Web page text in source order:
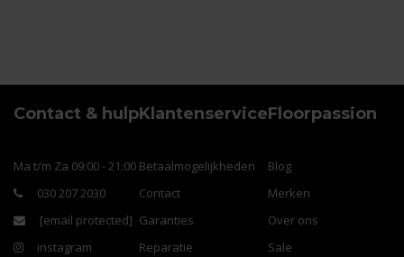
Contact & hulp
Ma t/m Za 09:00 - 21:00
030 207 2030
[email protected]
instagram
Klantenservice
Betaalmogelijkheden
Contact
Garanties
Reparatie
Floorpassion
Blog
Merken
Over ons
Sale